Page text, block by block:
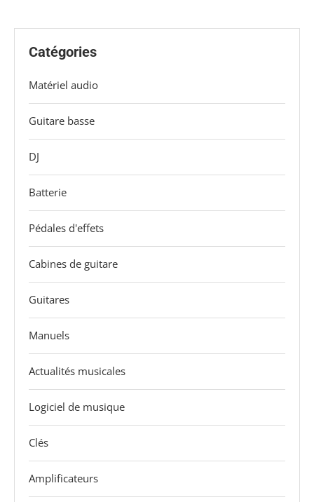
Catégories
Matériel audio
Guitare basse
DJ
Batterie
Pédales d'effets
Cabines de guitare
Guitares
Manuels
Actualités musicales
Logiciel de musique
Clés
Amplificateurs